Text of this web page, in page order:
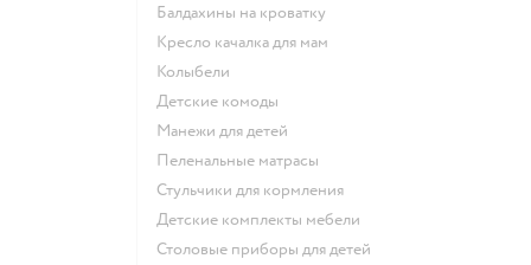
Балдахины на кроватку
Кресло качалка для мам
Колыбели
Детские комоды
Манежи для детей
Пеленальные матрасы
Стульчики для кормления
Детские комплекты мебели
Столовые приборы для детей